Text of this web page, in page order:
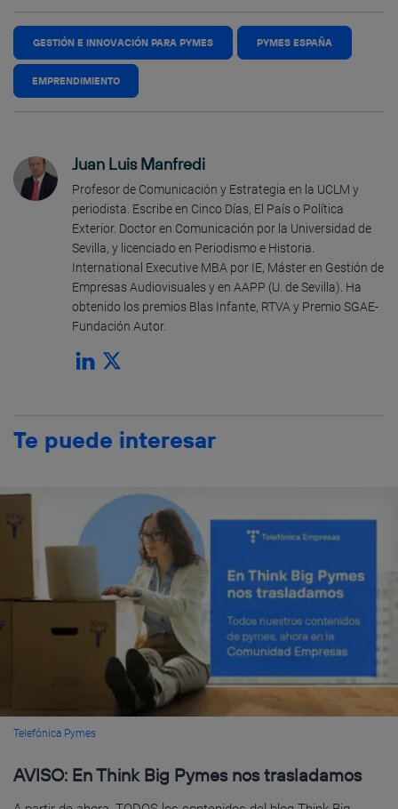
GESTIÓN E INNOVACIÓN PARA PYMES PYMES ESPAÑA
EMPRENDIMIENTO
Juan Luis Manfredi
Profesor de Comunicación y Estrategia en la UCLM y
periodista. Escribe en Cinco Días, El País o Política
Exterior. Doctor en Comunicación por la Universidad de
Sevilla, y licenciado en Periodismo e Historia.
International Executive MBA por IE, Máster en Gestión de
Empresas Audiovisuales y en AAPP (U. de Sevilla). Ha
obtenido los premios Blas Infante, RTVA y Premio SGAE-
Fundación Autor.
Te puede interesar
Telefónica Pymes
AVISO: En Think Big Pymes nos trasladamos